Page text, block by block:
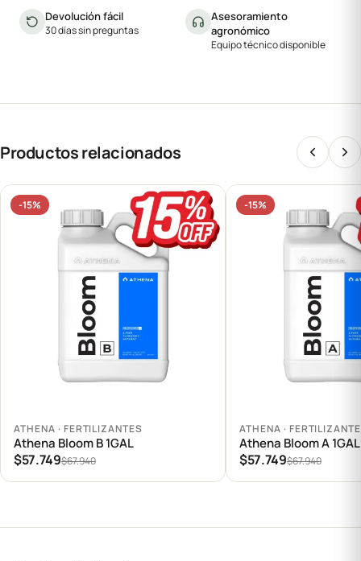
Devolución fácil
30 días sin preguntas
Asesoramiento
agronómico
Equipo técnico disponible
Productos relacionados
-15%
Agregar al carrito
ATHENA · FERTILIZANTES
Athena Bloom B 1GAL
$57.749$67.940
-15%
Agregar al carrito
ATHENA ·
Athena Bloom A 1GAL
$57.749$67.940